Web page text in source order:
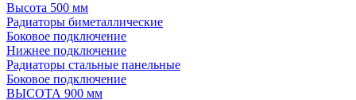
Высота 500 мм
Радиаторы биметаллические
Боковое подключение
Нижнее подключение
Радиаторы стальные панельные
Боковое подключение
ВЫСОТА 900 мм